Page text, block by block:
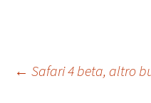
← Safari 4 beta, altro